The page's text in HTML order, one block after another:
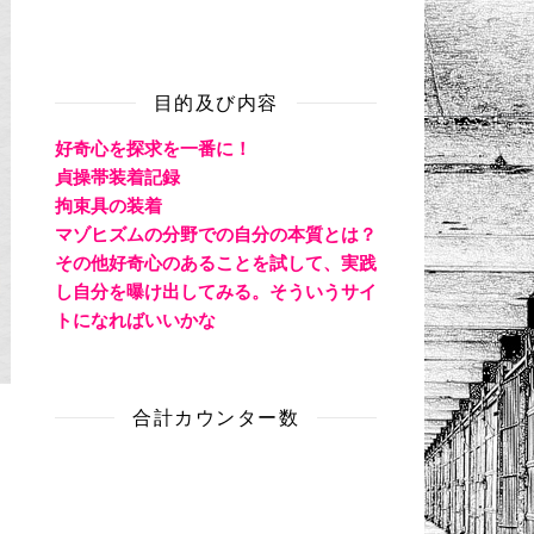
目的及び内容
好奇心を探求を一番に！
貞操帯装着記録
拘束具の装着
マゾヒズムの分野での自分の本質とは？
その他好奇心のあることを試して、実践
し自分を曝け出してみる。そういうサイ
トになればいいかな
合計カウンター数